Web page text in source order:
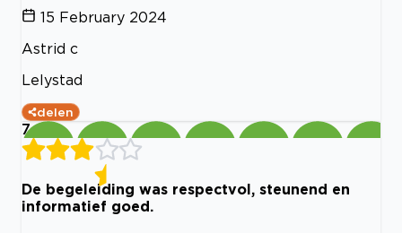
15 February 2024
Astrid c
Lelystad
delen
7
De begeleiding was respectvol, steunend en
informatief goed.